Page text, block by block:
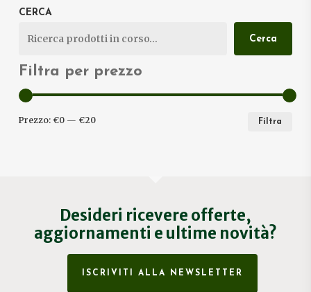
CERCA
Cerca
Filtra per prezzo
Filtra
Prezzo: €0— €20
Desideri ricevere offerte,
aggiornamenti e ultime novità?
ISCRIVITI ALLA NEWSLETTER